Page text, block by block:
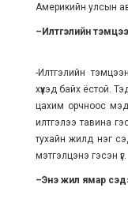
Аме­рикийн улсын
–Илтгэлийн
-Илтгэлийн
хүүхэд байх ёстой.
цахим орчноос
илтгэлээ тавина
тухайн жилд нэг
мэтгэлцэнэ гэсэн үг.
–Энэ жил ямар